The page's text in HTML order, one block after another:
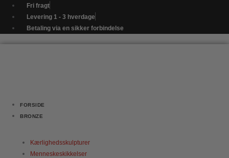
indholdet
Fri fragt
Levering 1 - 3 hverdage
Betaling via en sikker forbindelse
FORSIDE
BRONZE
Kærlighedsskulpturer
Menneskeskikkelser
Kvindetorso
med
titlen